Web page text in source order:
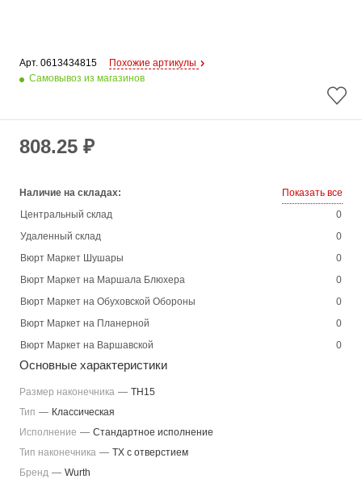
Арт. 0613434815
Похожие артикулы
Самовывоз из магазинов
808.25 ₽
Наличие на складах:
Показать все
Центральный склад
0
Удаленный склад
0
Вюрт Маркет Шушары
0
Вюрт Маркет на Маршала Блюхера
0
Вюрт Маркет на Обуховской Обороны
0
Вюрт Маркет на Планерной
0
Вюрт Маркет на Варшавской
0
Основные характеристики
Размер наконечника — TH15
Тип — Классическая
Исполнение — Стандартное исполнение
Тип наконечника — TX с отверстием
Бренд — Wurth